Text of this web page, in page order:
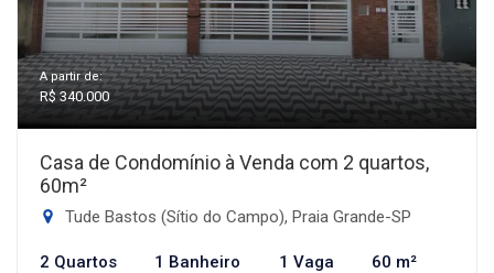
A partir de:
R$ 340.000
Casa de Condomínio à Venda com 2 quartos,
60m²
Tude Bastos (Sítio do Campo), Praia Grande-SP
2 Quartos 1 Banheiro 1 Vaga 60 m²